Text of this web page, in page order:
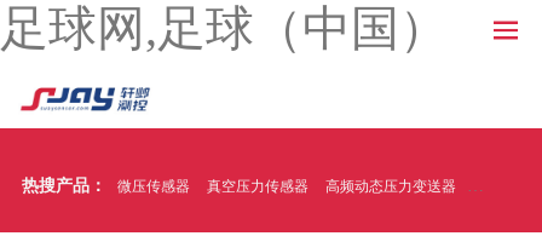
足球网,足球（中国）
热搜产品： 微压传感器 真空压力传感器 高频动态压力变送器 温压一体